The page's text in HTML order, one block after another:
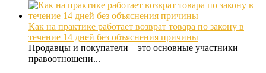
Как на практике работает возврат товара по закону в
течение 14 дней без объяснения причины
Продавцы и покупатели – это основные участники
правоотношени...